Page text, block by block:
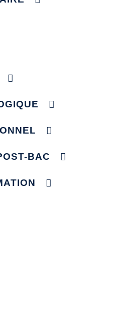
BAC